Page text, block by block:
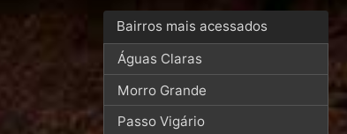
Bairros mais acessados
Águas Claras
Morro Grande
Passo Vigário